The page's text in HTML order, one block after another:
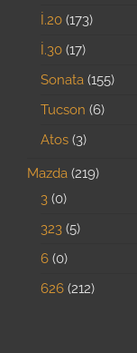
İ.20 173
İ.30 17
Sonata 155
Tucson 6
Atos 3
Mazda 219
3 0
323 5
6 0
626 212